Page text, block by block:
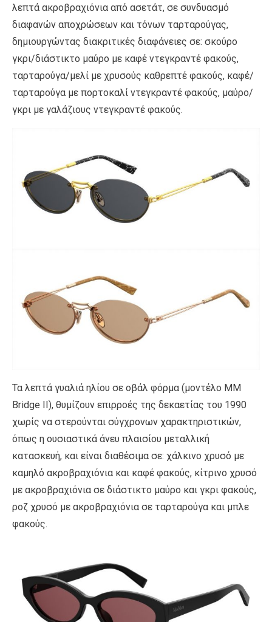
λεπτά ακροβραχιόνια από ασετάτ, σε συνδυασμό
διαφανών αποχρώσεων και τόνων ταρταρούγας,
δημιουργώντας διακριτικές διαφάνειες σε: σκούρο
γκρι/διάστικτο μαύρο με καφέ ντεγκραντέ φακούς,
ταρταρούγα/μελί με χρυσούς καθρεπτέ φακούς, καφέ/
ταρταρούγα με πορτοκαλί ντεγκραντέ φακούς, μαύρο/
γκρι με γαλάζιους ντεγκραντέ φακούς.
Τα λεπτά γυαλιά ηλίου σε οβάλ φόρμα (μοντέλο MM
Bridge II), θυμίζουν επιρροές της δεκαετίας του 1990
χωρίς να στερούνται σύγχρονων χαρακτηριστικών,
όπως η ουσιαστικά άνευ πλαισίου μεταλλική
κατασκευή, και είναι διαθέσιμα σε: χάλκινο χρυσό με
καμηλό ακροβραχιόνια και καφέ φακούς, κίτρινο χρυσό
με ακροβραχιόνια σε διάστικτο μαύρο και γκρι φακούς,
ροζ χρυσό με ακροβραχιόνια σε ταρταρούγα και μπλε
φακούς.